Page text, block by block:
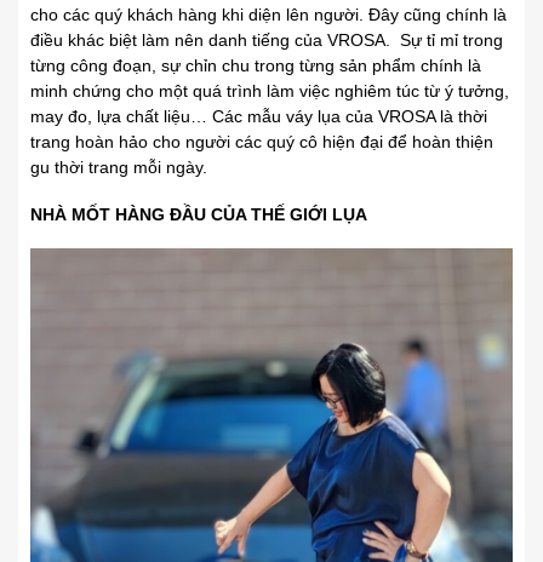
cho các quý khách hàng khi diện lên người. Đây cũng chính là
điều khác biệt làm nên danh tiếng của VROSA. Sự tỉ mỉ trong
từng công đoạn, sự chỉn chu trong từng sản phẩm chính là
minh chứng cho một quá trình làm việc nghiêm túc từ ý tưởng,
may đo, lựa chất liệu… Các mẫu váy lụa của VROSA là thời
trang hoàn hảo cho người các quý cô hiện đại để hoàn thiện
gu thời trang mỗi ngày.
NHÀ MỐT HÀNG ĐẦU CỦA THẾ GIỚI LỤA